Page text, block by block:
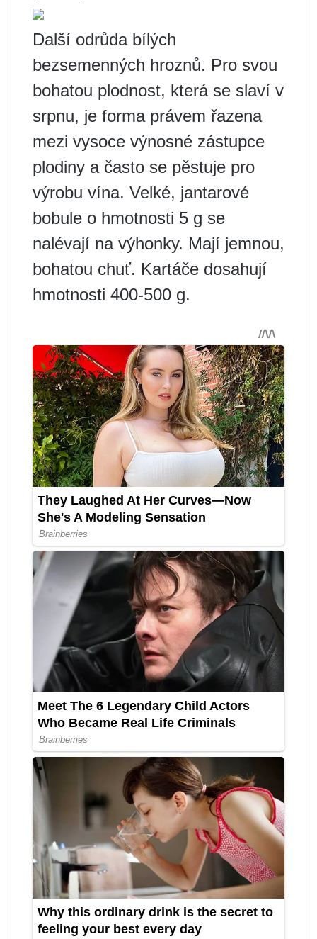
Další odrůda bílých
bezsemenných hroznů. Pro svou
bohatou plodnost, která se slaví v
srpnu, je forma právem řazena
mezi vysoce výnosné zástupce
plodiny a často se pěstuje pro
výrobu vína. Velké, jantarové
bobule o hmotnosti 5 g se
nalévají na výhonky. Mají jemnou,
bohatou chuť. Kartáče dosahují
hmotnosti 400-500 g.